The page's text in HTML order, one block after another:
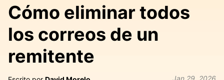
Cómo eliminar todos
los correos de un
remitente
Jan 29, 2026